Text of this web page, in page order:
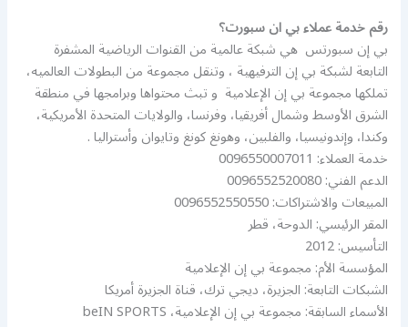
رقم خدمة عملاء بي ان سبورت؟
بي إن سبورتس ‏ هي شبكة عالمية من القنوات الرياضية المشفرة
التابعة لشبكة بي إن الترفيهية ‏، وتنقل مجموعة من البطولات العالميه،
تملكها مجموعة بي إن الإعلامية ‏ و تبث محتواها وبرامجها في منطقة
الشرق الأوسط وشمال أفريقيا، وفرنسا، والولايات المتحدة الأمريكية،
وكندا، وإندونيسيا، والفلبين، وهونغ كونغ وتايوان وأستراليا .
خدمة العملاء: 0096550007011
الدعم الفني: 0096552520080
المبيعات والاشتراكات: 0096552550550
المقر الرئيسي: الدوحة، قطر
التأسيس: 2012
المؤسسة الأم: مجموعة بي إن الإعلامية
الشبكات التابعة: الجزيرة، ديجي ترك، قناة الجزيرة أمريكا
الأسماء السابقة: مجموعة بي إن الإعلامية، beIN SPORTS